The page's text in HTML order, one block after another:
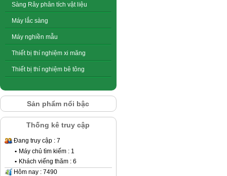
Sàng Rây phân tích vật liệu
Máy lắc sàng
Máy nghiền mẫu
Thiết bị thí nghiệm xi măng
Thiết bị thí nghiệm bê tông
Sản phẩm nổi bậc
Thống kê truy cập
Đang truy cập : 7
• Máy chủ tìm kiếm : 1
• Khách viếng thăm : 6
Hôm nay : 7490